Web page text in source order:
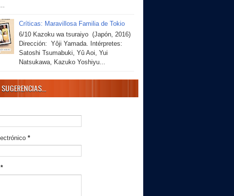
Críticas: Maravillosa Familia de Tokio
6/10 Kazoku wa tsuraiyo (Japón, 2016)
Dirección: Yôji Yamada. Intérpretes:
Satoshi Tsumabuki, Yû Aoi, Yui
Natsukawa, Kazuko Yoshiyu...
*
*